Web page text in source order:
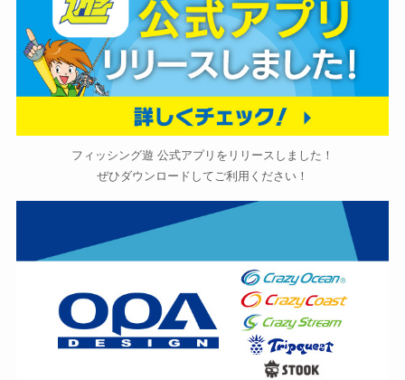
フィッシング遊 公式アプリをリリースしました！
ぜひダウンロードしてご利用ください！